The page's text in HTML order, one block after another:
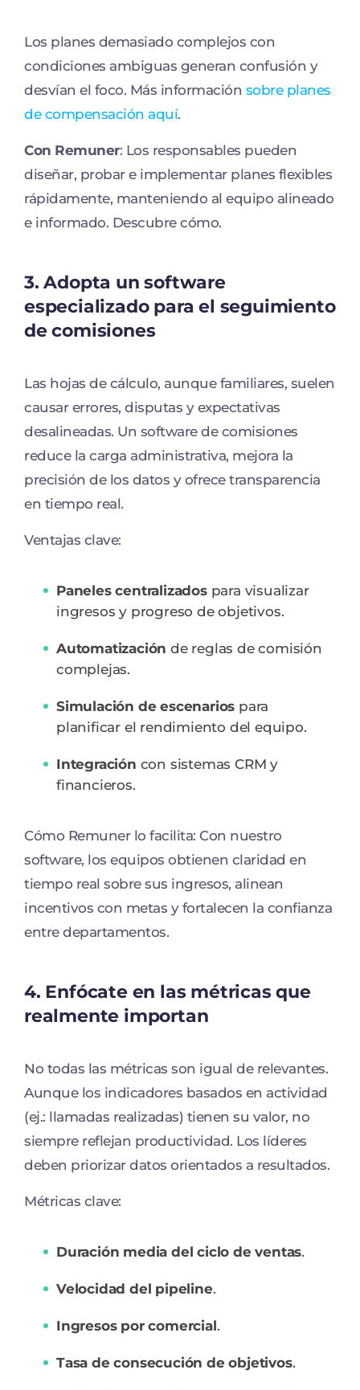
Los planes demasiado complejos con
condiciones ambiguas generan confusión y
desvían el foco. Más información sobre planes
de compensación aquí.
Con Remuner: Los responsables pueden
diseñar, probar e implementar planes flexibles
rápidamente, manteniendo al equipo alineado
e informado. Descubre cómo.
3. Adopta un software
especializado para el seguimiento
de comisiones
Las hojas de cálculo, aunque familiares, suelen
causar errores, disputas y expectativas
desalineadas. Un software de comisiones
reduce la carga administrativa, mejora la
precisión de los datos y ofrece transparencia
en tiempo real.
Ventajas clave:
Paneles centralizadospara visualizar
ingresos y progreso de objetivos.
Automatización de reglas de comisión
complejas.
Simulación de escenarios para
planificar el rendimiento del equipo.
Integración con sistemas CRM y
financieros.
Cómo Remuner lo facilita: Con nuestro
software, los equipos obtienen claridad en
tiempo real sobre sus ingresos, alinean
incentivos con metas y fortalecen la confianza
entre departamentos.
4. Enfócate en las métricas que
realmente importan
No todas las métricas son igual de relevantes.
Aunque los indicadores basados en actividad
(ej.: llamadas realizadas) tienen su valor, no
siempre reflejan productividad. Los líderes
deben priorizar datos orientados a resultados.
Métricas clave:
Duración media del ciclo de ventas.
Velocidad del pipeline.
Ingresos por comercial.
Tasa de consecución de objetivos.